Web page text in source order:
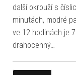
další okrouží s
minutách, modré
ve 12 hodinách je
drahocenný…